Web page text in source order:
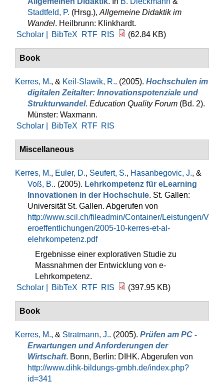
Stadtfeld, P. (Hrsg.), Allgemeine Didaktik im
Wandel. Heilbrunn: Klinkhardt.
Scholar |
BibTeX RTF RIS (62.84 KB)
Book
Kerres, M., & Keil-Slawik, R.. (2005). Hochschulen im
digitalen Zeitalter: Innovationspotenziale und
Strukturwandel. Education Quality Forum (Bd. 2).
Münster: Waxmann.
Scholar |
BibTeX RTF RIS
Miscellaneous
Kerres, M., Euler, D., Seufert, S., Hasanbegovic, J., &
Voß, B.. (2005). Lehrkompetenz für eLearning
Innovationen in der Hochschule. St. Gallen:
Universität St. Gallen. Abgerufen von
http://www.scil.ch/fileadmin/Container/Leistungen/V
eroeffentlichungen/2005-10-kerres-et-al-
elehrkompetenz.pdf
Ergebnisse einer explorativen Studie zu
Massnahmen der Entwicklung von e-
Lehrkompetenz.
Scholar |
BibTeX RTF RIS (397.95 KB)
Book
Kerres, M., & Stratmann, J.. (2005). Prüfen am PC -
Erwartungen und Anforderungen der
Wirtschaft. Bonn, Berlin: DIHK. Abgerufen von
http://www.dihk-bildungs-gmbh.de/index.php?
id=341